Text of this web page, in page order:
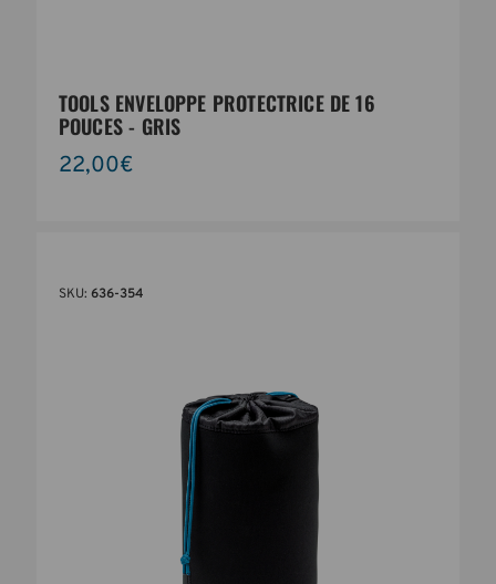
TOOLS ENVELOPPE PROTECTRICE DE 16
POUCES - GRIS
22,00€
SKU: 636-354